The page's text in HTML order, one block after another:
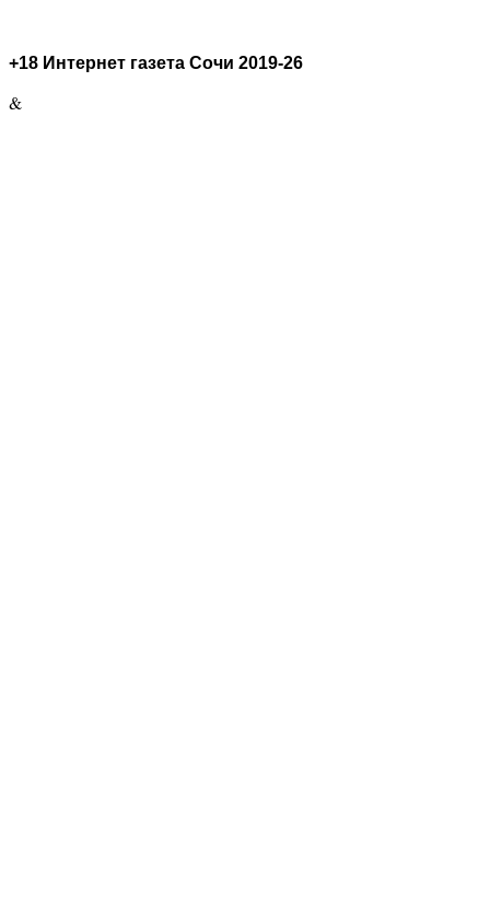
+18 Интернет газета Сочи 2019-26
&